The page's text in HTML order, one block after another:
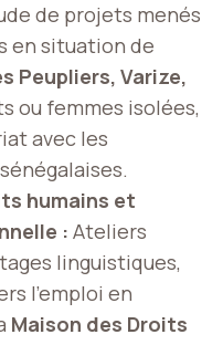
de projets menés
en situation de
Peupliers, Varize,
ou femmes isolées,
avec les
humains et
: Ateliers
linguistiques,
l’emploi en
Maison des Droits